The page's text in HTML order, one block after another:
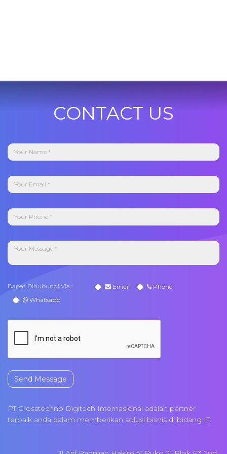
CONTACT US
Dapat Dihubungi Via : Email
Phone
Whatsapp
Send Message
PT Crosstechno Digitech Internasional adalah partner
terbaik anda dalam memberikan solusi bisnis di bidang IT.